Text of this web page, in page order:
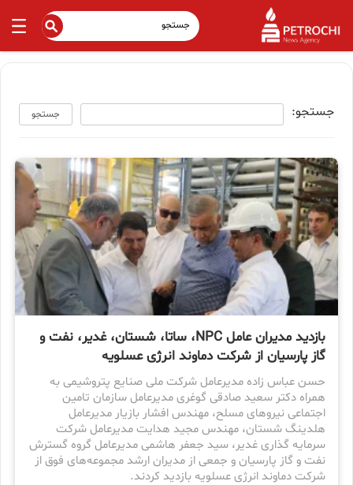
جستجو: جستجو
بازدید مدیران عامل NPC، ساتا، شستان، غدیر، نفت و
گاز پارسیان از شرکت دماوند انرژی عسلویه
حسن عباس زاده مدیرعامل شرکت ملی صنایع پتروشیمی به
همراه دکتر سعید صادقی گوغری مدیرعامل سازمان تامین
اجتماعی نیروهای مسلح، مهندس افشار بازیار مدیرعامل
هلدینگ شستان، مهندس مجید هدایت مدیرعامل شرکت
سرمایه گذاری غدیر، سید جعفر هاشمی مدیرعامل گروه گسترش
نفت و گاز پارسیان و جمعی از مدیران ارشد مجموعه‌های فوق از
شرکت دماوند انرژی عسلویه بازدید کردند.